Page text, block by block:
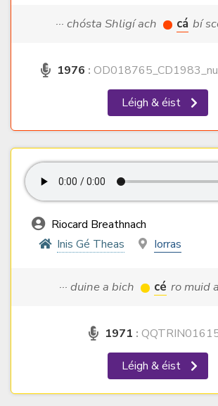
··· chósta Shligí ach cá bí
1976 :
Léigh & éist
Riocard Breathnach
Inis Gé Theas
Iorras
··· duine a bich cé ro muid a
1971 :
Léigh & éist